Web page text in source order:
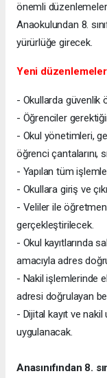
önemli
Anaokulundan 8.
yürürlüğe girecek.
Yeni düzenlemeler
- Okullarda güvenlik
- Öğrenciler
- Okul yönetimleri,
öğrenci çantalarını,
- Yapılan tüm
- Okullara giriş ve
- Veliler ile
gerçekleştirilecek.
- Okul kayıtlarında
amacıyla adres
- Nakil işlemlerinde
adresi doğrulayan
- Dijital kayıt ve
uygulanacak.
Anasınıfından 8.